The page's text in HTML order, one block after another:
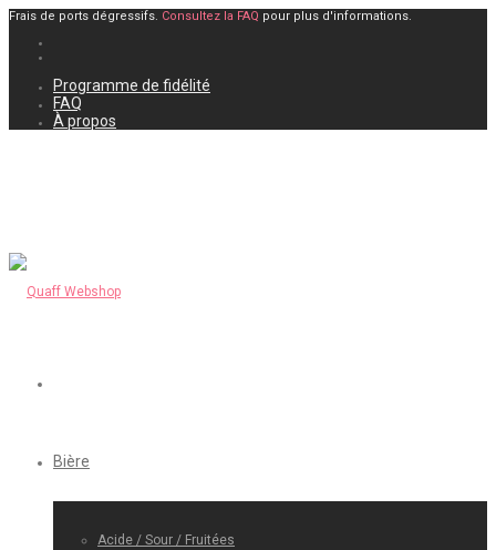
Frais de ports dégressifs. Consultez la FAQ pour plus d'informations.
Programme de fidélité
FAQ
À propos
Bière
Acide / Sour / Fruitées